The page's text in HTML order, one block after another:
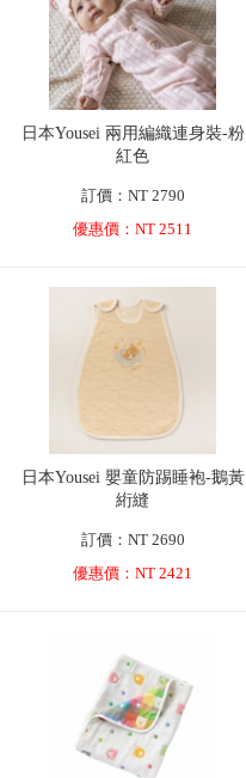
日本Yousei 兩用編織連身裝-粉
紅色
訂價：NT 2790
優惠價：NT 2511
日本Yousei 嬰童防踢睡袍-鵝黃
絎縫
訂價：NT 2690
優惠價：NT 2421